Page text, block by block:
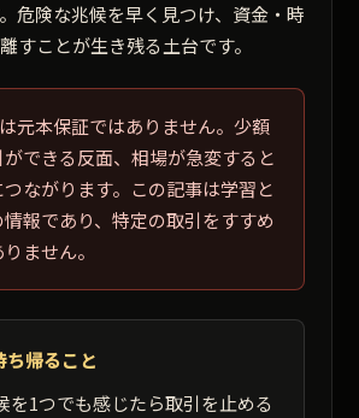
危険な兆候を早く見つけ、資金・時
すことが生き残る土台です。
元本保証ではありません。少額
できる反面、相場が急変すると
ながります。この記事は学習と
報であり、特定の取引をすすめ
ません。
ち帰ること
を1つでも感じたら取引を止める